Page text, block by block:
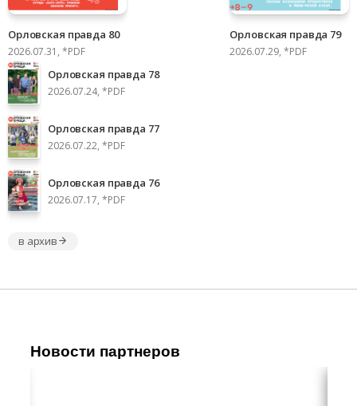
Орловская правда 80
2026.07.31, *PDF
Орловская правда 79
2026.07.29, *PDF
Орловская правда 78
2026.07.24, *PDF
Орловская правда 77
2026.07.22, *PDF
Орловская правда 76
2026.07.17, *PDF
в архив
Новости партнеров